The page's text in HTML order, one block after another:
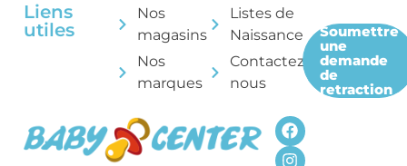
Liens
utiles
Nos
magasins
Nos
marques
Listes de
Naissance
Contactez-
nous
Soumettre
une
demande
de
retraction